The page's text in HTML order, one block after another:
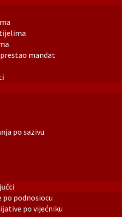
mandat
po sazivu
podnosiocu
po vijećniku